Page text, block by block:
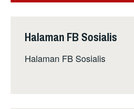
Halaman FB Sosialis
Halaman FB Sosialis